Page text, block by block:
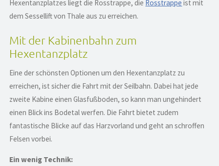
Hexentanzplatzes liegt die Rosstrappe, die Rosstrappe ist mit
dem Sessellift von Thale aus zu erreichen.
Mit der Kabinenbahn zum
Hexentanzplatz
Eine der schönsten Optionen um den Hexentanzplatz zu
erreichen, ist sicher die Fahrt mit der Seilbahn. Dabei hat jede
zweite Kabine einen Glasfußboden, so kann man ungehindert
einen Blick ins Bodetal werfen. Die Fahrt bietet zudem
fantastische Blicke auf das Harzvorland und geht an schroffen
Felsen vorbei.
Ein wenig Technik: